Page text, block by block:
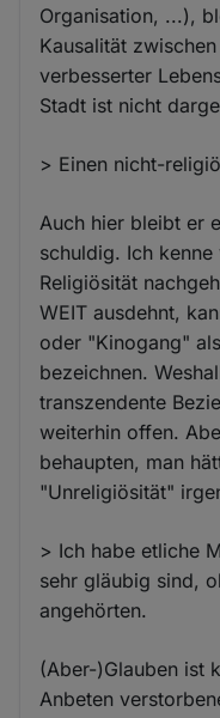
Organisation, ...),
Kausalität
verbesserter
Stadt ist nicht
> Einen nicht-
Auch hier bleibt er
schuldig. Ich
Religiösität
WEIT ausdehnt,
oder "Kinogang"
bezeichnen.
transzendente
weiterhin offen.
behaupten, man
"Unreligiösität"
> Ich habe etliche
sehr gläubig sind,
angehörten.
(Aber-)Glauben ist
Anbeten